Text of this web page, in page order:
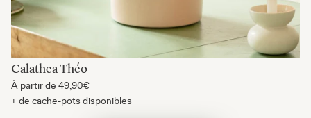
Calathea Théo
À partir de 49,90€
+ de cache-pots disponibles